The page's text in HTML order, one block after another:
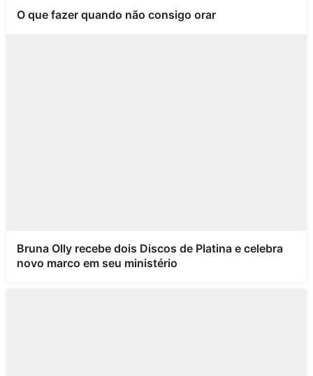
O que fazer quando não consigo orar
Bruna Olly recebe dois Discos de Platina e celebra
novo marco em seu ministério